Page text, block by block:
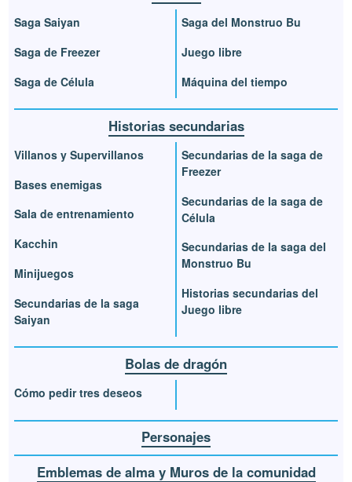
Saga Saiyan
Saga de Freezer
Saga de Célula
Saga del Monstruo Bu
Juego libre
Máquina del tiempo
Historias secundarias
Villanos y Supervillanos
Bases enemigas
Sala de entrenamiento
Kacchin
Minijuegos
Secundarias de la saga
Saiyan
Secundarias de la saga de
Freezer
Secundarias de la saga de
Célula
Secundarias de la saga del
Monstruo Bu
Historias secundarias del
Juego libre
Bolas de dragón
Cómo pedir tres deseos
Personajes
Emblemas de alma y Muros de la comunidad